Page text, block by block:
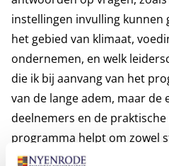
instellingen invulling kunnen
het gebied van klimaat,
ondernemen, en welk
die ik bij aanvang van het
van de lange adem, maar de
deelnemers en de
programma helpt om zowel
stappen vooruit te zetten,’